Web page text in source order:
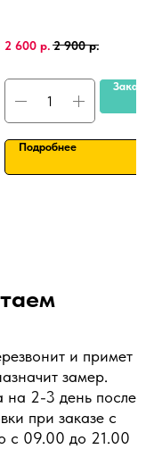
2 600 р. 2 900 р.
Подробнее
и примет
замер.
на 2-3 день после
при заказе с
с 09.00 до 21.00